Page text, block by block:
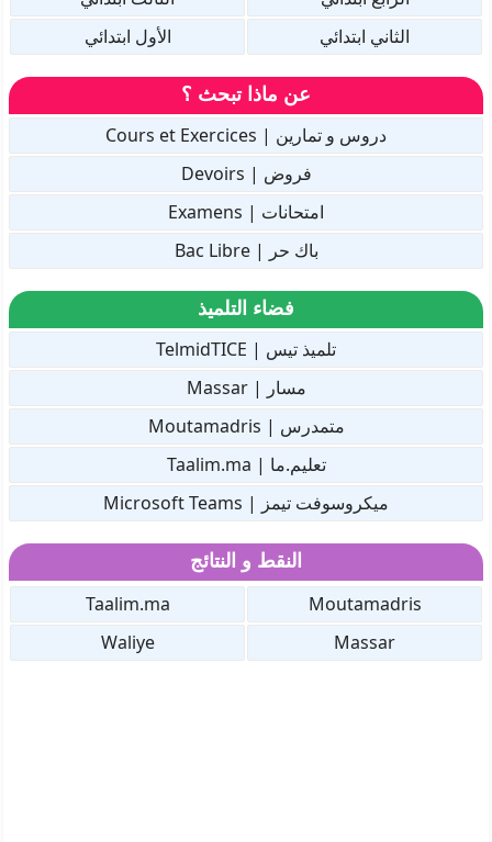
الثاني ابتدائي
الأول ابتدائي
عن ماذا تبحث ؟
دروس و تمارين | Cours et Exercices
فروض | Devoirs
امتحانات | Examens
باك حر | Bac Libre
فضاء التلميذ
تلميذ تيس | TelmidTICE
مسار | Massar
متمدرس | Moutamadris
تعليم.ما | Taalim.ma
ميكروسوفت تيمز | Microsoft Teams
النقط و النتائج
Moutamadris
Taalim.ma
Massar
Waliye